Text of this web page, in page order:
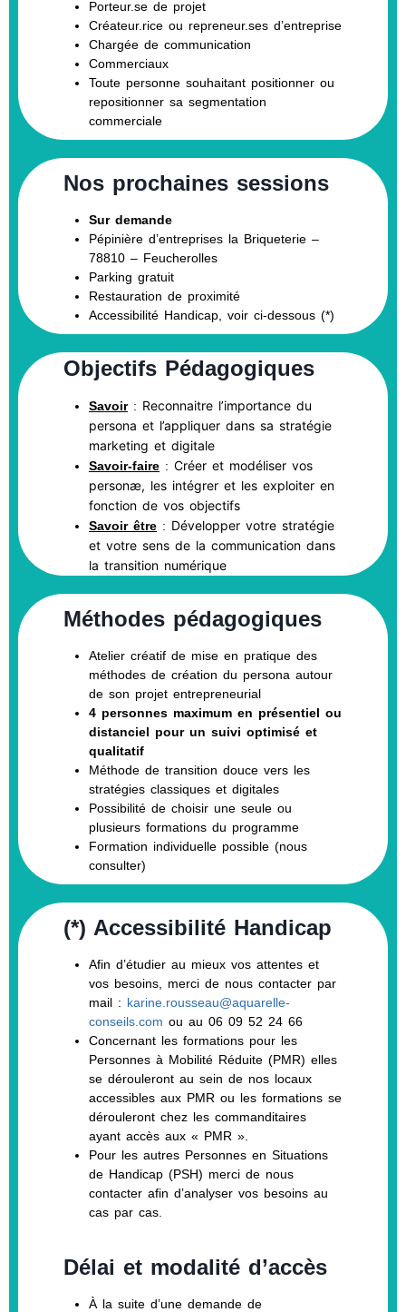
Porteur.se de projet
Créateur.rice ou repreneur.ses d’entreprise
Chargée de communication
Commerciaux
Toute personne souhaitant positionner ou
repositionner sa segmentation
commerciale
Nos prochaines sessions
Sur demande
Pépinière d’entreprises la Briqueterie –
78810 – Feucherolles
Parking gratuit
Restauration de proximité
Accessibilité Handicap, voir ci-dessous (*)
Objectifs Pédagogiques
Savoir : Reconnaitre l’importance du
persona et l’appliquer dans sa stratégie
marketing et digitale
Savoir-faire : Créer et modéliser vos
personæ, les intégrer et les exploiter en
fonction de vos objectifs
Savoir être : Développer votre stratégie
et votre sens de la communication dans
la transition numérique
Méthodes pédagogiques
Atelier créatif de mise en pratique des
méthodes de création du persona autour
de son projet entrepreneurial
4 personnes maximum en présentiel ou
distanciel pour un suivi optimisé et
qualitatif
Méthode de transition douce vers les
stratégies classiques et digitales
Possibilité de choisir une seule ou
plusieurs formations du programme
Formation individuelle possible (nous
consulter)
(*) Accessibilité Handicap
Afin d’étudier au mieux vos attentes et
vos besoins, merci de nous contacter par
mail : karine.rousseau@aquarelle-
conseils.com ou au 06 09 52 24 66
Concernant les formations pour les
Personnes à Mobilité Réduite (PMR) elles
se dérouleront au sein de nos locaux
accessibles aux PMR ou les formations se
dérouleront chez les commanditaires
ayant accès aux « PMR ».
Pour les autres Personnes en Situations
de Handicap (PSH) merci de nous
contacter afin d’analyser vos besoins au
cas par cas.
Délai et modalité d’accès
À la suite d’une demande de